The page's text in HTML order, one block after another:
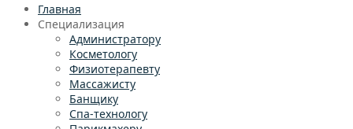
Главная
Специализация
Администратору
Косметологу
Физиотерапевту
Массажисту
Банщику
Спа-технологу